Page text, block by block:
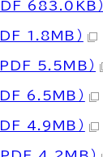
683.0KB）
1.8MB）
PDF 5.5MB）
6.5MB）
4.9MB）